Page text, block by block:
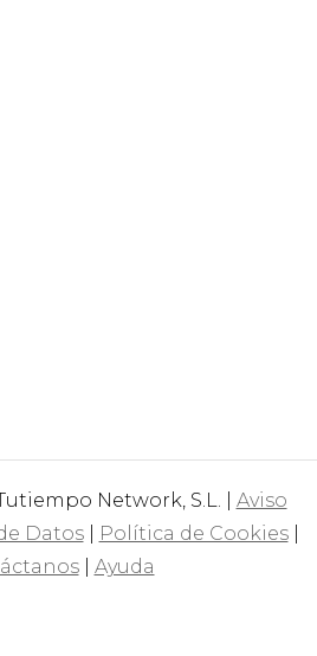
Network, S.L. | Aviso
Datos| Política de Cookies|
| Ayuda